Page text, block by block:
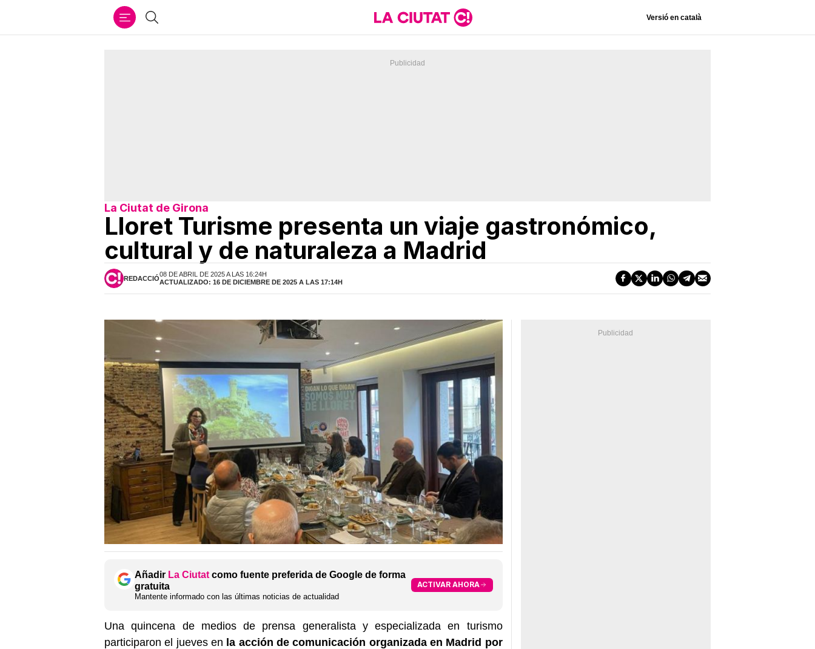
Buscar Versió en català
La Ciutat de Girona
Lloret Turisme presenta un viaje gastronómico,
cultural y de naturaleza a Madrid
REDACCIÓ
08 DE ABRIL DE 2025 A LAS 16:24H
ACTUALIZADO: 16 DE DICIEMBRE DE 2025 A LAS 17:14H
Añadir La Ciutat como fuente preferida de Google de forma
gratuita
Mantente informado con las últimas noticias de actualidad
ACTIVAR AHORA
Una quincena de medios de prensa generalista y especializada en turismo
participaron el jueves en la acción de comunicación organizada en Madrid por